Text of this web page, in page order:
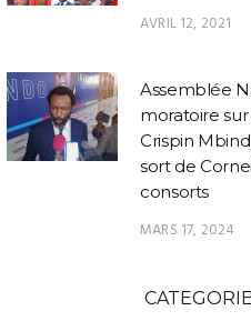
AVRIL 12, 2021
Assemblée
moratoire
Crispin
sort de
consorts
MARS 17, 2024